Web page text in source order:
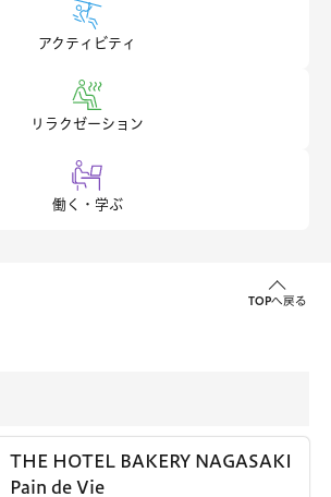
アクティビティ
リラクゼーション
働く・学ぶ
TOPへ戻る
THE HOTEL BAKERY NAGASAKI
Pain de Vie